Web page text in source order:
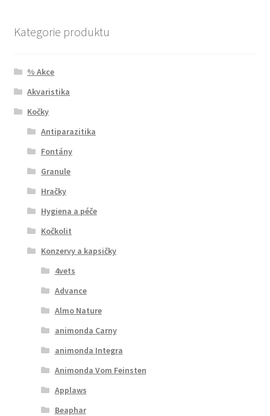
Kategorie produktu
% Akce
Akvaristika
Kočky
Antiparazitika
Fontány
Granule
Hračky
Hygiena a péče
Kočkolit
Konzervy a kapsičky
4vets
Advance
Almo Nature
animonda Carny
animonda Integra
Animonda Vom Feinsten
Applaws
Beaphar